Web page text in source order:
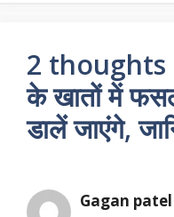
2 thoughts
के खातों में
डालें जाएंगे,
Gagan patel